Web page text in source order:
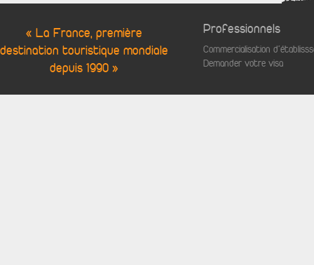
« La France, première
destination touristique mondiale
depuis 1990 »
Professionnels
Commercialisation
Demander votre visa